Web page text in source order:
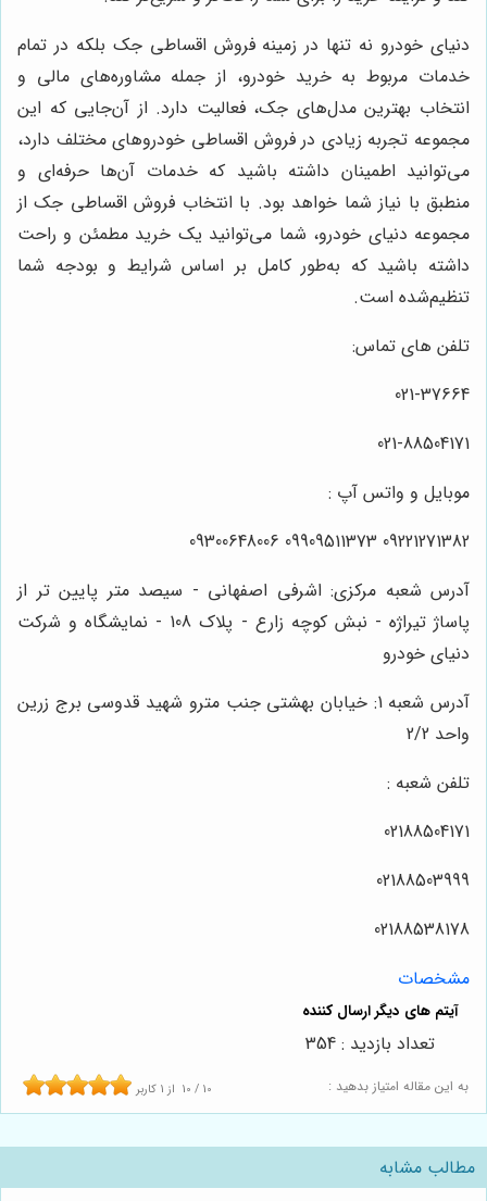
دنیای خودرو نه تنها در زمینه فروش اقساطی جک بلکه در تمام
خدمات مربوط به خرید خودرو، از جمله مشاوره‌های مالی و
انتخاب بهترین مدل‌های جک، فعالیت دارد. از آن‌جایی که این
مجموعه تجربه زیادی در فروش اقساطی خودروهای مختلف دارد،
می‌توانید اطمینان داشته باشید که خدمات آن‌ها حرفه‌ای و
منطبق با نیاز شما خواهد بود. با انتخاب فروش اقساطی جک از
مجموعه دنیای خودرو، شما می‌توانید یک خرید مطمئن و راحت
داشته باشید که به‌طور کامل بر اساس شرایط و بودجه شما
تنظیم‌شده است.
تلفن های تماس:
021-37664
021-88504171
موبایل و واتس آپ :
09221271382 09909511373 09300648006
آدرس شعبه مرکزی: اشرفی اصفهانی - سیصد متر پایین تر از
پاساژ تیراژه - نبش کوچه زارع - پلاک 108 - نمایشگاه و شرکت
دنیای خودرو
آدرس شعبه 1: خیابان بهشتی جنب مترو شهید قدوسی برج زرین
واحد 2/2
تلفن شعبه :
02188504171
02188503999
02188538178
مشخصات
به این مقاله امتیاز بدهید : 10 / 10 از 1 کاربر
تعداد بازدید : 354
مطالب مشابه